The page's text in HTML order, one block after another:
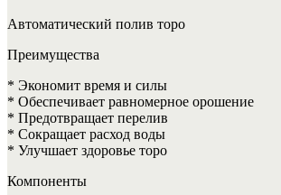
Автоматический полив торо
Преимущества
* Экономит время и силы
* Обеспечивает равномерное орошение
* Предотвращает перелив
* Сокращает расход воды
* Улучшает здоровье торо
Компоненты